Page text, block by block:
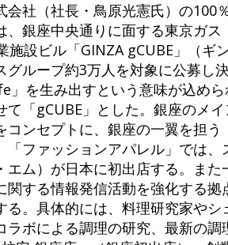
会社（社長・鳥原光憲氏）の100
、銀座中央通りに面する東京ガ
施設ビル「GINZA gCUBE」（
グループ約3万人を対象に公募
」を生み出すという意味が込め
て「gCUBE」とした。銀座のメ
コンセプトに、銀座の一翼を担
「ファッションアパレル」では
エム）が日本に初出店する。ま
関する情報発信活動を強化する
る。具体的には、料理研究家や
ラボによる調理の研究、最新の